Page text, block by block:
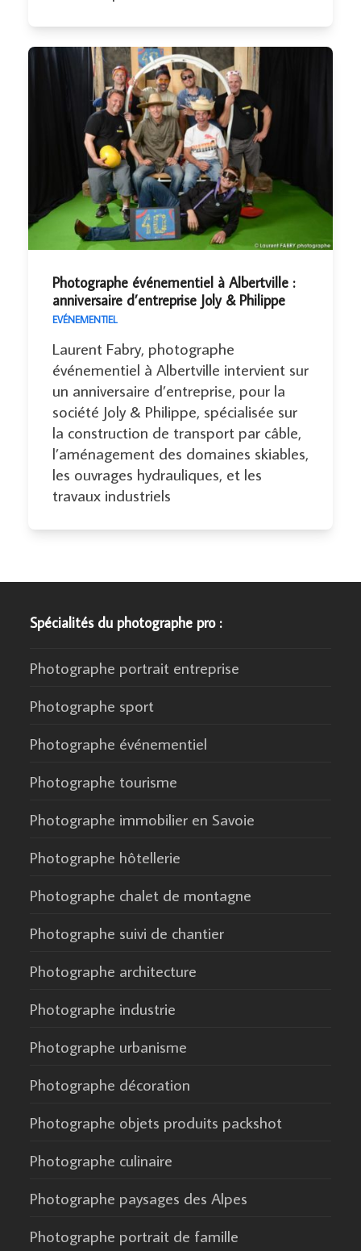
Photographe événementiel à Albertville :
anniversaire d’entreprise Joly & Philippe
EVÉNEMENTIEL
Laurent Fabry, photographe
événementiel à Albertville intervient sur
un anniversaire d’entreprise, pour la
société Joly & Philippe, spécialisée sur
la construction de transport par câble,
l’aménagement des domaines skiables,
les ouvrages hydrauliques, et les
travaux industriels
Spécialités du photographe pro :
Photographe portrait entreprise
Photographe sport
Photographe événementiel
Photographe tourisme
Photographe immobilier en Savoie
Photographe hôtellerie
Photographe chalet de montagne
Photographe suivi de chantier
Photographe architecture
Photographe industrie
Photographe urbanisme
Photographe décoration
Photographe objets produits packshot
Photographe culinaire
Photographe paysages des Alpes
Photographe portrait de famille